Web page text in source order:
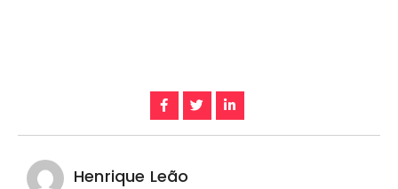
Henrique Leão